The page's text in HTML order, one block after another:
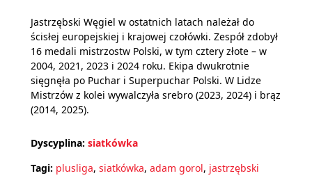
Jastrzębski Węgiel w ostatnich latach należał do
ścisłej europejskiej i krajowej czołówki. Zespół zdobył
16 medali mistrzostw Polski, w tym cztery złote – w
2004, 2021, 2023 i 2024 roku. Ekipa dwukrotnie
sięgnęła po Puchar i Superpuchar Polski. W Lidze
Mistrzów z kolei wywalczyła srebro (2023, 2024) i brąz
(2014, 2025).
Dyscyplina: siatkówka
Tagi: plusliga, siatkówka, adam gorol, jastrzębski